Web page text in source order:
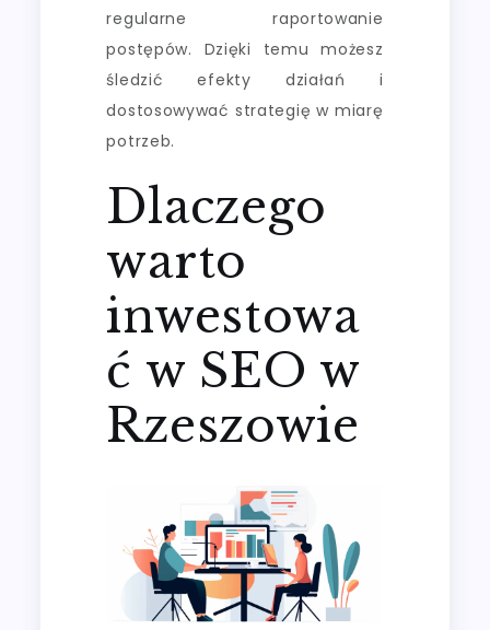
regularne raportowanie
postępów. Dzięki temu możesz
śledzić efekty działań i
dostosowywać strategię w miarę
potrzeb.
Dlaczego
warto
inwestowa
ć w SEO w
Rzeszowie